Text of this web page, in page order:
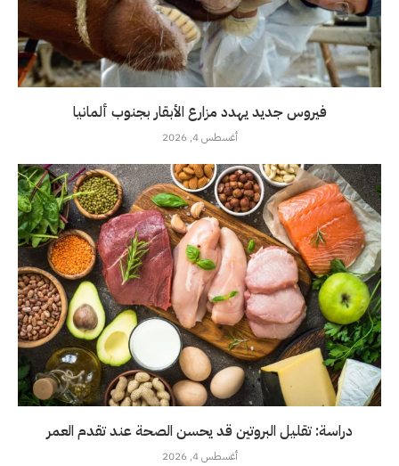
فيروس جديد يهدد مزارع الأبقار بجنوب ألمانيا
أغسطس 4, 2026
دراسة: تقليل البروتين قد يحسن الصحة عند تقدم العمر
أغسطس 4, 2026